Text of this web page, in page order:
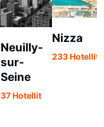
Neuilly-
sur-
Seine
37 Hotellit
Nizza
233 Hotellit